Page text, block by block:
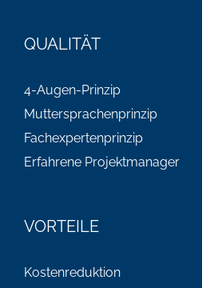
QUALITÄT
4-Augen-Prinzip
Muttersprachenprinzip
Fachexpertenprinzip
Erfahrene Projektmanager
VORTEILE
Kostenreduktion